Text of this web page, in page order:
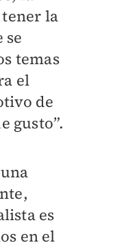
tener la
se
temas
el
de
gusto”.
es
en el